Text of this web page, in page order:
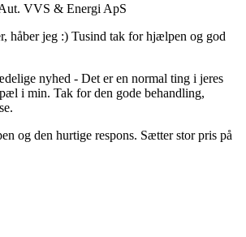
VVS & Energi ApS
håber jeg :) Tusind tak for hjælpen og god
nyhed - Det er en normal ting i jeres
i min. Tak for den gode behandling,
og den hurtige respons. Sætter stor pris på